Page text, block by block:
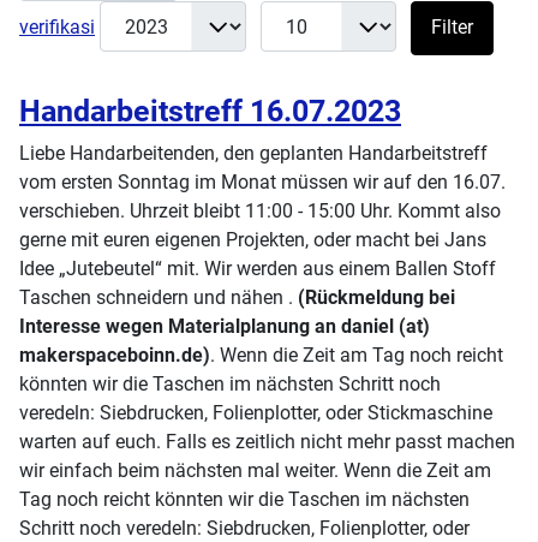
verifikasi
Jahr Anzeige #
Filter
Handarbeitstreff 16.07.2023
Liebe Handarbeitenden, den geplanten Handarbeitstreff
vom ersten Sonntag im Monat müssen wir auf den 16.07.
verschieben. Uhrzeit bleibt 11:00 - 15:00 Uhr. Kommt also
gerne mit euren eigenen Projekten, oder macht bei Jans
Idee „Jutebeutel“ mit. Wir werden aus einem Ballen Stoff
Taschen schneidern und nähen . (Rückmeldung bei
Interesse wegen Materialplanung an daniel (at)
makerspaceboinn.de). Wenn die Zeit am Tag noch reicht
könnten wir die Taschen im nächsten Schritt noch
veredeln: Siebdrucken, Folienplotter, oder Stickmaschine
warten auf euch. Falls es zeitlich nicht mehr passt machen
wir einfach beim nächsten mal weiter. Wenn die Zeit am
Tag noch reicht könnten wir die Taschen im nächsten
Schritt noch veredeln: Siebdrucken, Folienplotter, oder